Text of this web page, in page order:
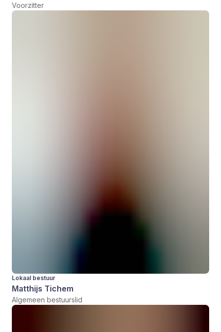
Voorzitter
Lokaal bestuur
Matthijs Tichem
Algemeen bestuurslid